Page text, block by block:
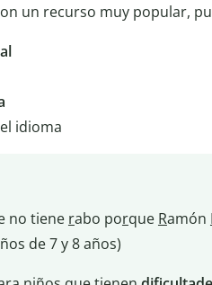
un recurso muy popular,
idioma
no tiene rabo porque Ramón
de 7 y 8 años)